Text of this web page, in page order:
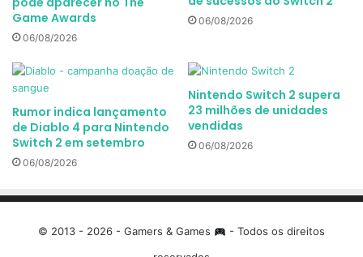
Game Awards
06/08/2026
06/08/2026
Rumor indica lançamento
de Diablo 4 para Nintendo
Switch 2 em setembro
06/08/2026
Nintendo Switch 2 supera
23 milhões de unidades
vendidas
06/08/2026
© 2013 - 2026 - Gamers & Games
- Todos os direitos